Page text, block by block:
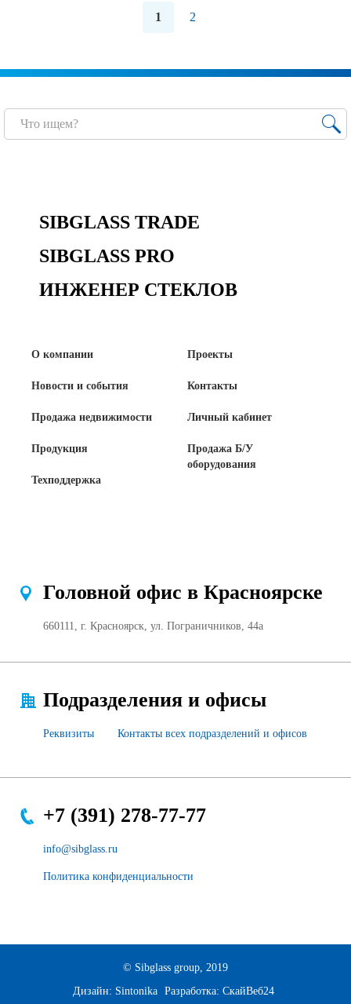
1 2
SIBGLASS TRADE
SIBGLASS PRO
ИНЖЕНЕР СТЕКЛОВ
О компании
Новости и события
Продажа недвижимости
Продукция
Техподдержка
Проекты
Контакты
Личный кабинет
Продажа Б/У
оборудования
Головной офис в Красноярске
660111, г. Красноярск, ул. Пограничников, 44а
Подразделения и офисы
Реквизиты Контакты всех подразделений и офисов
+7 (391) 278-77-77
info@sibglass.ru
Политика конфиденциальности
© Sibglass group, 2019
Дизайн: Sintonika Разработка: СкайВеб24